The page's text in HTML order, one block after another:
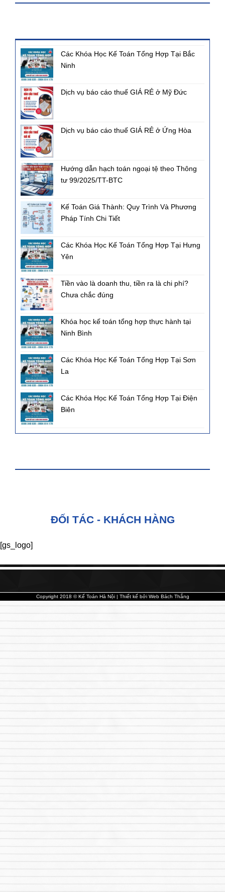
Các Khóa Học Kế Toán Tổng Hợp Tại Bắc
Ninh
Dịch vụ báo cáo thuế GIÁ RẺ ở Mỹ Đức
Dịch vụ báo cáo thuế GIÁ RẺ ở Ứng Hòa
Hướng dẫn hạch toán ngoại tệ theo Thông
tư 99/2025/TT-BTC
Kế Toán Giá Thành: Quy Trình Và Phương
Pháp Tính Chi Tiết
Các Khóa Học Kế Toán Tổng Hợp Tại Hưng
Yên
Tiền vào là doanh thu, tiền ra là chi phí?
Chưa chắc đúng
Khóa học kế toán tổng hợp thực hành tại
Ninh Bình
Các Khóa Học Kế Toán Tổng Hợp Tại Sơn
La
Các Khóa Học Kế Toán Tổng Hợp Tại Điện
Biên
ĐỐI TÁC - KHÁCH HÀNG
[gs_logo]
Copyright 2018 © Kế Toán Hà Nội | Thiết kế bởi Web Bách Thắng